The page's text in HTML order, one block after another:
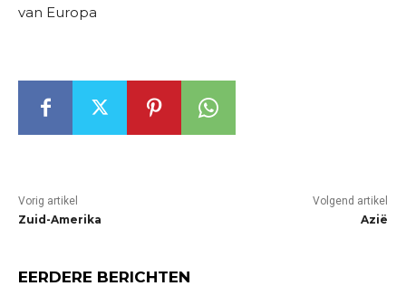
van Europa
Vorig artikel
Zuid-Amerika
Volgend artikel
Azië
EERDERE BERICHTEN